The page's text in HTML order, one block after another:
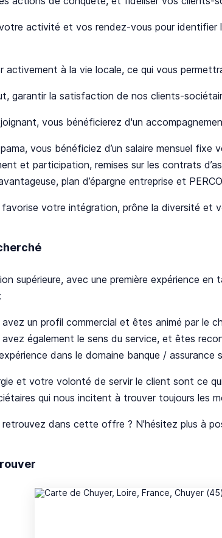
activité et vos rendez-vous pour
activement à la vie locale, ce qui vous
garantir la satisfaction de nos clients-
vous bénéficierez d'un
vous bénéficiez d’un salaire mensuel fixe
et participation, remises sur les contrats
plan d’épargne entreprise et
favorise votre intégration, prône la diversité et
supérieure, avec une première expérience
avez un profil commercial et êtes animé par le
avez également le sens du service, et êtes
dans le domaine banque / assurance
et votre volonté de servir le client sont ce
qui nous incitent à trouver toujours les
retrouvez dans cette offre ? N'hésitez plus à